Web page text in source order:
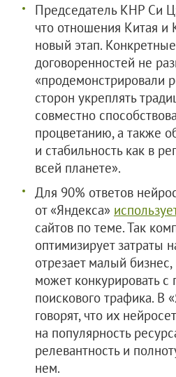
Председатель КНР Си
что отношения Китая
новый этап.
договоренностей не
«продемонстрировали
сторон укреплять
совместно
процветанию, а также
и стабильность как в
всей планете».
Для 90% ответов
от «Яндекса»
сайтов по теме. Так
оптимизирует затраты
отрезает малый
может конкурировать с
поискового трафика. В
говорят, что их
на популярность
релевантность и
нем.